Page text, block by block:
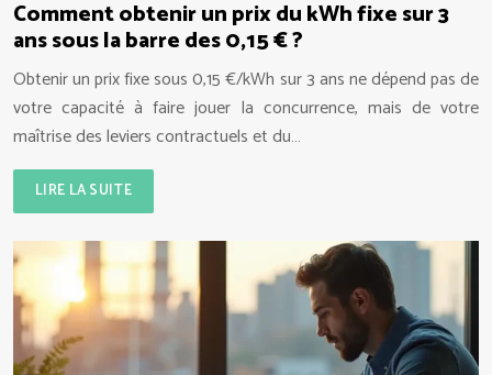
Comment obtenir un prix du kWh fixe sur 3
ans sous la barre des 0,15 € ?
Obtenir un prix fixe sous 0,15 €/kWh sur 3 ans ne dépend pas de
votre capacité à faire jouer la concurrence, mais de votre
maîtrise des leviers contractuels et du…
LIRE LA SUITE